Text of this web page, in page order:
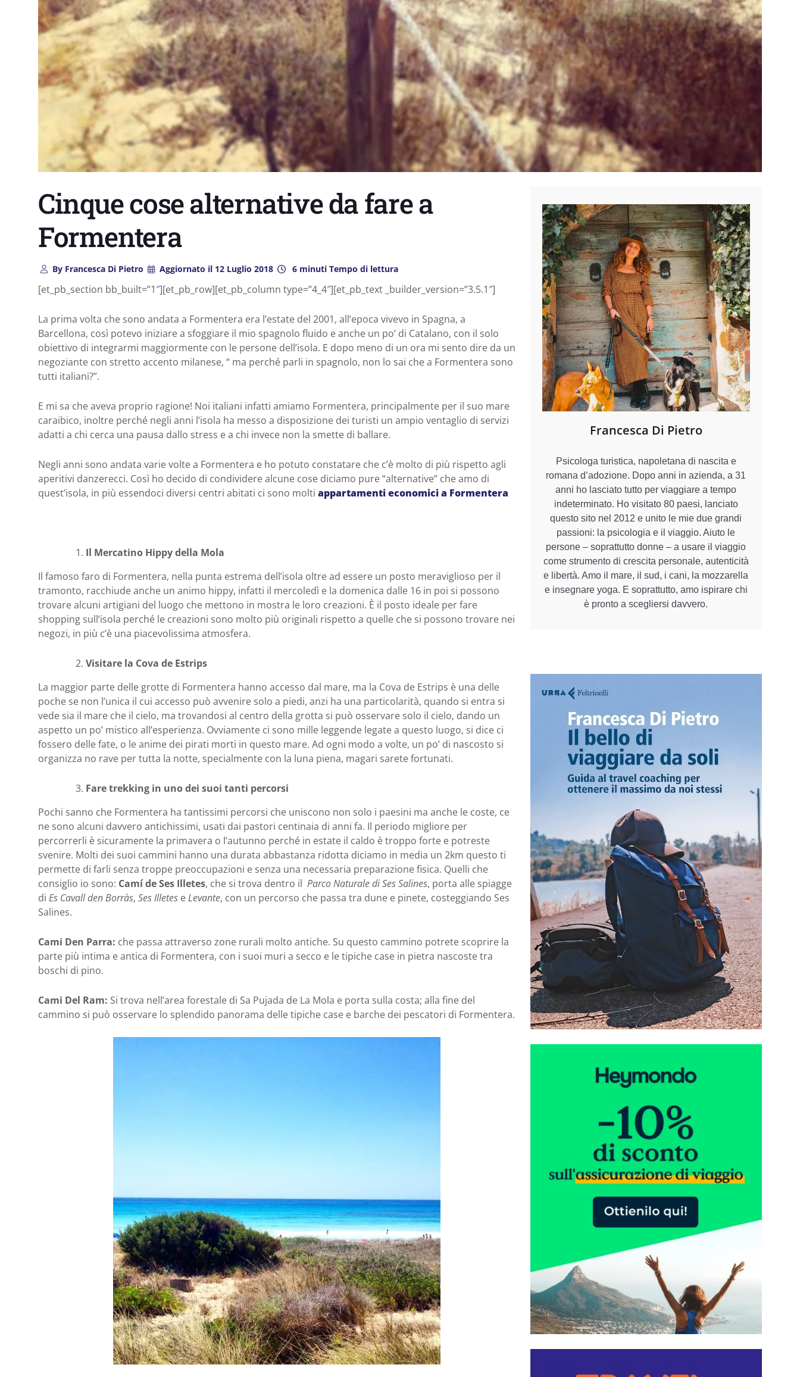
Cinque cose alternative da fare a
Formentera
ByFrancesca Di Pietro Aggiornato il 12 Luglio 2018 6 minuti Tempo di lettura
[et_pb_section bb_built=”1″][et_pb_row][et_pb_column type=”4_4″][et_pb_text _builder_version=”3.5.1″]
La prima volta che sono andata a Formentera era l’estate del 2001, all’epoca vivevo in Spagna, a
Barcellona, così potevo iniziare a sfoggiare il mio spagnolo fluido e anche un po’ di Catalano, con il solo
obiettivo di integrarmi maggiormente con le persone dell’isola. E dopo meno di un ora mi sento dire da un
negoziante con stretto accento milanese, “ ma perché parli in spagnolo, non lo sai che a Formentera sono
tutti italiani?”.
E mi sa che aveva proprio ragione! Noi italiani infatti amiamo Formentera, principalmente per il suo mare
caraibico, inoltre perché negli anni l’isola ha messo a disposizione dei turisti un ampio ventaglio di servizi
adatti a chi cerca una pausa dallo stress e a chi invece non la smette di ballare.
Negli anni sono andata varie volte a Formentera e ho potuto constatare che c’è molto di più rispetto agli
aperitivi danzerecci. Così ho decido di condividere alcune cose diciamo pure “alternative” che amo di
quest’isola, in più essendoci diversi centri abitati ci sono molti appartamenti economici a Formentera
Il Mercatino Hippy della Mola
Il famoso faro di Formentera, nella punta estrema dell’isola oltre ad essere un posto meraviglioso per il
tramonto, racchiude anche un animo hippy, infatti il mercoledì e la domenica dalle 16 in poi si possono
trovare alcuni artigiani del luogo che mettono in mostra le loro creazioni. È il posto ideale per fare
shopping sull’isola perché le creazioni sono molto più originali rispetto a quelle che si possono trovare nei
negozi, in più c’è una piacevolissima atmosfera.
Visitare la Cova de Estrips
La maggior parte delle grotte di Formentera hanno accesso dal mare, ma la Cova de Estrips è una delle
poche se non l’unica il cui accesso può avvenire solo a piedi, anzi ha una particolarità, quando si entra si
vede sia il mare che il cielo, ma trovandosi al centro della grotta si può osservare solo il cielo, dando un
aspetto un po’ mistico all’esperienza. Ovviamente ci sono mille leggende legate a questo luogo, si dice ci
fossero delle fate, o le anime dei pirati morti in questo mare. Ad ogni modo a volte, un po’ di nascosto si
organizza no rave per tutta la notte, specialmente con la luna piena, magari sarete fortunati.
Fare trekking in uno dei suoi tanti percorsi
Pochi sanno che Formentera ha tantissimi percorsi che uniscono non solo i paesini ma anche le coste, ce
ne sono alcuni davvero antichissimi, usati dai pastori centinaia di anni fa. Il periodo migliore per
percorrerli è sicuramente la primavera o l’autunno perché in estate il caldo è troppo forte e potreste
svenire. Molti dei suoi cammini hanno una durata abbastanza ridotta diciamo in media un 2km questo ti
permette di farli senza troppe preoccupazioni e senza una necessaria preparazione fisica. Quelli che
consiglio io sono: Camí de Ses Illetes, che si trova dentro il Parco Naturale di Ses Salines, porta alle spiagge
di Es Cavall den Borràs, Ses Illetes eLevante, con un percorso che passa tra dune e pinete, costeggiando Ses
Salines.
Cami Den Parra: che passa attraverso zone rurali molto antiche. Su questo cammino potrete scoprire la
parte più intima e antica di Formentera, con i suoi muri a secco e le tipiche case in pietra nascoste tra
boschi di pino.
Cami Del Ram: Si trova nell’area forestale di Sa Pujada de La Mola e porta sulla costa; alla fine del
cammino si può osservare lo splendido panorama delle tipiche case e barche dei pescatori di Formentera.
Francesca Di Pietro
Psicologa turistica, napoletana di nascita e
romana d’adozione. Dopo anni in azienda, a 31
anni ho lasciato tutto per viaggiare a tempo
indeterminato. Ho visitato 80 paesi, lanciato
questo sito nel 2012 e unito le mie due grandi
passioni: la psicologia e il viaggio. Aiuto le
persone – soprattutto donne – a usare il viaggio
come strumento di crescita personale, autenticità
e libertà. Amo il mare, il sud, i cani, la mozzarella
e insegnare yoga. E soprattutto, amo ispirare chi
è pronto a scegliersi davvero.